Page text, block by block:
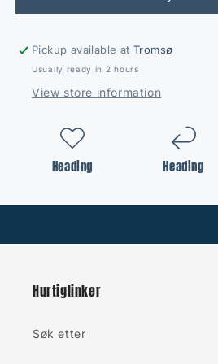
Pickup available atTromsø
Usually ready in 2 hours
View store information
Heading Heading
Hurtiglinker
Søk etter